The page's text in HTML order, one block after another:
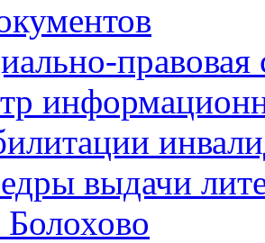
правовая
выдачи